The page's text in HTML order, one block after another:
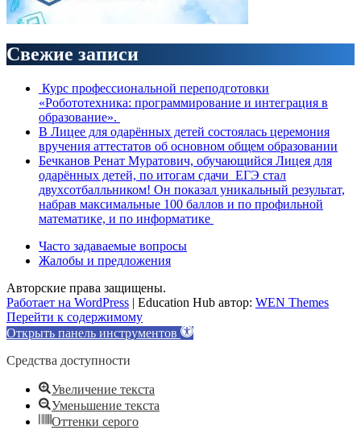
Свежие записи
Курс профессиональной переподготовки
«Робототехника: программирование и интеграция в
образование».
В Лицее для одарённых детей состоялась церемония
вручения аттестатов об основном общем образовании
Бечканов Ренат Муратович, обучающийся Лицея для
одарённых детей, по итогам сдачи ЕГЭ стал
двухсотбалльником! Он показал уникальный результат,
набрав максимальные 100 баллов и по профильной
математике, и по информатике
Часто задаваемые вопросы
Жалобы и предложения
Авторские права защищены.
Работает на WordPress | Education Hub автор: WEN Themes
Перейти к содержимому
Открыть панель инструментов
Средства доступности
Увеличение текста
Уменьшение текста
Оттенки серого